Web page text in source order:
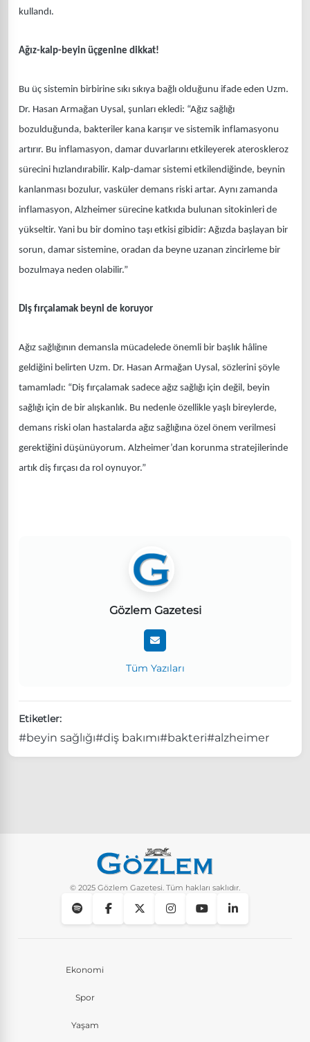
kullandı.
Ağız-kalp-beyin üçgenine dikkat!
Bu üç sistemin birbirine sıkı sıkıya bağlı olduğunu ifade eden Uzm.
Dr. Hasan Armağan Uysal, şunları ekledi: “Ağız sağlığı
bozulduğunda, bakteriler kana karışır ve sistemik inflamasyonu
artırır. Bu inflamasyon, damar duvarlarını etkileyerek ateroskleroz
sürecini hızlandırabilir. Kalp-damar sistemi etkilendiğinde, beynin
kanlanması bozulur, vasküler demans riski artar. Aynı zamanda
inflamasyon, Alzheimer sürecine katkıda bulunan sitokinleri de
yükseltir. Yani bu bir domino taşı etkisi gibidir: Ağızda başlayan bir
sorun, damar sistemine, oradan da beyne uzanan zincirleme bir
bozulmaya neden olabilir.”
Diş fırçalamak beyni de koruyor
Ağız sağlığının demansla mücadelede önemli bir başlık hâline
geldiğini belirten Uzm. Dr. Hasan Armağan Uysal, sözlerini şöyle
tamamladı: “Diş fırçalamak sadece ağız sağlığı için değil, beyin
sağlığı için de bir alışkanlık. Bu nedenle özellikle yaşlı bireylerde,
demans riski olan hastalarda ağız sağlığına özel önem verilmesi
gerektiğini düşünüyorum. Alzheimer’dan korunma stratejilerinde
artık diş fırçası da rol oynuyor.”
Gözlem Gazetesi
Tüm Yazıları
Etiketler:
#beyin sağlığı#diş bakımı#bakteri#alzheimer
© 2025 Gözlem Gazetesi. Tüm hakları saklıdır.
Ekonomi
Spor
Yaşam